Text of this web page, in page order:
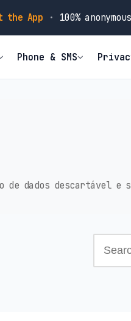
the App · 100%
Phone & SMS
de dados descartável